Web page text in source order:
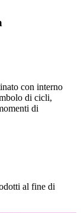
con interno
di cicli,
di
al fine di